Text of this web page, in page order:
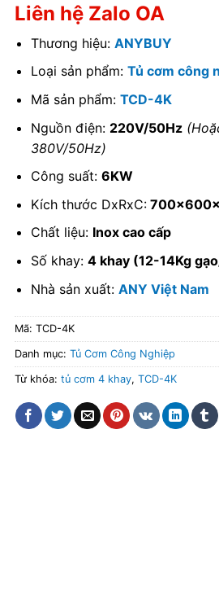
Liên hệ Zalo OA
Thương hiệu:ANYBUY
Loại sản phẩm:Tủ cơm công
Mã sản phẩm:TCD-4K
Nguồn điện: 220V/50Hz
380V/50Hz)
Công suất:6KW
Kích thước DxRxC:
Chất liệu: Inox cao cấp
Số khay:4 khay (12-14Kg
Nhà sản xuất:ANY Việt Nam
Mã: TCD-4K
Danh mục: Tủ Cơm Công Nghiệp
Từ khóa: tủ cơm 4 khay, TCD-4K